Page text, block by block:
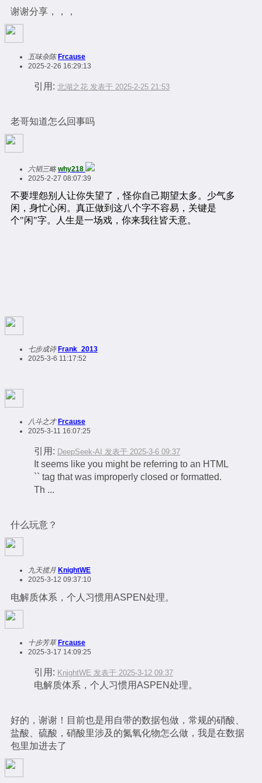
谢谢分享，，，
五味杂陈 Frcause
2025-2-26 16:29:13
引用: 北湖之花 发表于 2025-2-25 21:53
老哥知道怎么回事吗
六韬三略 why218
2025-2-27 08:07:39
七步成诗 Frank_2013
2025-3-6 11:17:52
八斗之才 Frcause
2025-3-11 16:07:25
引用: DeepSeek-AI 发表于 2025-3-6 09:37
It seems like you might be referring to an HTML
`` tag that was improperly closed or formatted.
Th ...
什么玩意？
九天揽月 KnightWE
2025-3-12 09:37:10
电解质体系，个人习惯用ASPEN处理。
十步芳草 Frcause
2025-3-17 14:09:25
引用: KnightWE 发表于 2025-3-12 09:37
电解质体系，个人习惯用ASPEN处理。
好的，谢谢！目前也是用自带的数据包做，常规的硝酸、
盐酸、硫酸，硝酸里涉及的氮氧化物怎么做，我是在数据
包里加进去了